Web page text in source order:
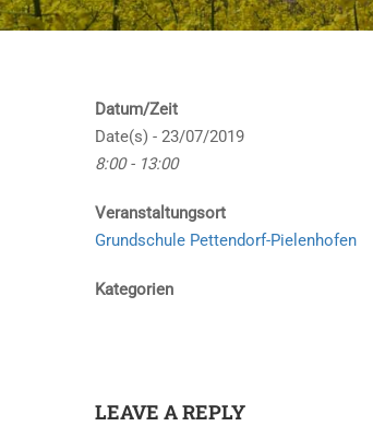
Datum/Zeit
Date(s) - 23/07/2019
8:00 - 13:00
Veranstaltungsort
Grundschule Pettendorf-Pielenhofen
Kategorien
LEAVE A REPLY